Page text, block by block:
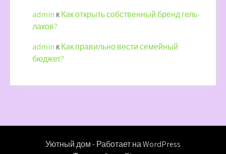
admin кКак открыть собственный бренд гель-
лаков?
admin кКак правильно вести семейный
бюджет?
Уютный дом - Работает на WordPress